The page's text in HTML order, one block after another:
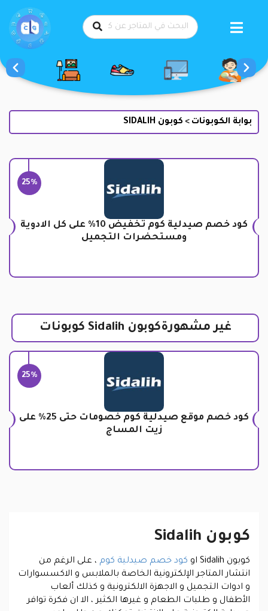
بوابة الكوبونات > كوبون SIDALIH
25%
كود خصم صيدلية كوم تخفيض 10% على كل الادوية
ومستحضرات التجميل
غير مشهورةكوبون Sidalih كوبونات
25%
كود خصم موقع صيدلية كوم خصومات حتى 25% على
زيت المساج
كوبون Sidalih
كوبون Sidalih او كود خصم صيدلية كوم ، على الرغم من
انتشار المتاجر الإلكترونية الخاصة بالملابس و الاكسسوارات
و ادوات التجميل و الاجهزة الالكترونية و كذلك ألعاب
الأطفال و طلبات الطعام و غيرها الكثير ، الا ان فكرة توافر